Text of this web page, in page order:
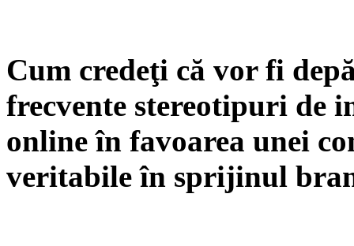
Cum credeţi că vor fi
frecvente stereotipuri de
online în favoarea unei
veritabile în sprijinul